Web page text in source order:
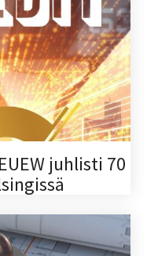
juhlisti 70